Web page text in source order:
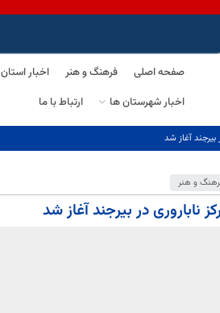
صفحه اصلی فرهنگ و هنر اخبار استان
اخبار شهرستان ها
ارتباط با ما
آغاز شد
و هنر
در بیرجند آغاز شد